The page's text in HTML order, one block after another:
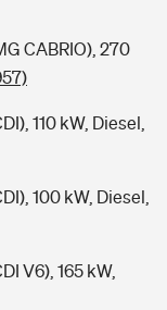
CABRIO), 270
110 kW, Diesel,
100 kW, Diesel,
V6), 165 kW,